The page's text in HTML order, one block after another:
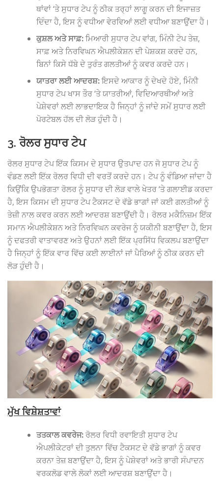
ਥਾਂਵਾਂ ‘ਤੇ ਸੁਧਾਰ ਟੇਪ ਨੂੰ ਠੀਕ ਤਰ੍ਹਾਂ ਲਾਗੂ ਕਰਨ ਦੀ ਇਜਾਜ਼ਤ
ਦਿੰਦਾ ਹੈ, ਇਸ ਨੂੰ ਵਧੀਆ ਵੇਰਵਿਆਂ ਲਈ ਵਧੀਆ ਬਣਾਉਂਦਾ ਹੈ।
ਕੁਸ਼ਲ ਅਤੇ ਸਾਫ਼:ਮਿਆਰੀ ਸੁਧਾਰ ਟੇਪ ਵਾਂਗ, ਮਿੰਨੀ ਟੇਪ ਤੇਜ਼,
ਸਾਫ਼ ਅਤੇ ਨਿਰਵਿਘਨ ਐਪਲੀਕੇਸ਼ਨ ਦੀ ਪੇਸ਼ਕਸ਼ ਕਰਦੇ ਹਨ,
ਬਿਨਾਂ ਕਿਸੇ ਧੱਬੇ ਦੇ ਤੁਰੰਤ ਗਲਤੀਆਂ ਨੂੰ ਕਵਰ ਕਰਦੇ ਹਨ।
ਯਾਤਰਾ ਲਈ ਆਦਰਸ਼:ਇਸਦੇ ਆਕਾਰ ਨੂੰ ਦੇਖਦੇ ਹੋਏ, ਮਿੰਨੀ
ਸੁਧਾਰ ਟੇਪ ਖਾਸ ਤੌਰ ‘ਤੇ ਯਾਤਰੀਆਂ, ਵਿਦਿਆਰਥੀਆਂ ਅਤੇ
ਪੇਸ਼ੇਵਰਾਂ ਲਈ ਲਾਭਦਾਇਕ ਹੈ ਜਿਨ੍ਹਾਂ ਨੂੰ ਜਾਂਦੇ ਸਮੇਂ ਸੁਧਾਰ ਲਈ
ਪੋਰਟੇਬਲ ਹੱਲ ਦੀ ਲੋੜ ਹੁੰਦੀ ਹੈ।
3. ਰੋਲਰ ਸੁਧਾਰ ਟੇਪ
ਰੋਲਰ ਸੁਧਾਰ ਟੇਪ ਇੱਕ ਕਿਸਮ ਦੇ ਸੁਧਾਰ ਉਤਪਾਦ ਹਨ ਜੋ ਸੁਧਾਰ ਟੇਪ ਨੂੰ
ਵੰਡਣ ਲਈ ਇੱਕ ਰੋਲਰ ਵਿਧੀ ਦੀ ਵਰਤੋਂ ਕਰਦੇ ਹਨ। ਟੇਪ ਨੂੰ ਵੰਡਿਆ ਜਾਂਦਾ ਹੈ
ਕਿਉਂਕਿ ਉਪਭੋਗਤਾ ਰੋਲਰ ਨੂੰ ਸੁਧਾਰ ਦੀ ਲੋੜ ਵਾਲੇ ਖੇਤਰ ‘ਤੇ ਗਲਾਈਡ ਕਰਦਾ
ਹੈ, ਇਸ ਕਿਸਮ ਦੀ ਸੁਧਾਰ ਟੇਪ ਟੈਕਸਟ ਦੇ ਵੱਡੇ ਭਾਗਾਂ ਜਾਂ ਕਈ ਗਲਤੀਆਂ ਨੂੰ
ਤੇਜ਼ੀ ਨਾਲ ਕਵਰ ਕਰਨ ਲਈ ਆਦਰਸ਼ ਬਣਾਉਂਦੀ ਹੈ। ਰੋਲਰ ਮਕੈਨਿਜ਼ਮ ਇੱਕ
ਸਮਾਨ ਐਪਲੀਕੇਸ਼ਨ ਅਤੇ ਨਿਰਵਿਘਨ ਕਵਰੇਜ ਨੂੰ ਯਕੀਨੀ ਬਣਾਉਂਦਾ ਹੈ, ਇਸ
ਨੂੰ ਦਫਤਰੀ ਵਾਤਾਵਰਣ ਅਤੇ ਉਹਨਾਂ ਲਈ ਇੱਕ ਪ੍ਰਸਿੱਧ ਵਿਕਲਪ ਬਣਾਉਂਦਾ
ਹੈ ਜਿਨ੍ਹਾਂ ਨੂੰ ਇੱਕ ਵਾਰ ਵਿੱਚ ਕਈ ਲਾਈਨਾਂ ਜਾਂ ਪੈਰਿਆਂ ਨੂੰ ਠੀਕ ਕਰਨ ਦੀ
ਲੋੜ ਹੁੰਦੀ ਹੈ।
ਮੁੱਖ ਵਿਸ਼ੇਸ਼ਤਾਵਾਂ
ਤਤਕਾਲ ਕਵਰੇਜ:ਰੋਲਰ ਵਿਧੀ ਰਵਾਇਤੀ ਸੁਧਾਰ ਟੇਪ
ਐਪਲੀਕੇਟਰਾਂ ਦੀ ਤੁਲਨਾ ਵਿੱਚ ਟੈਕਸਟ ਦੇ ਵੱਡੇ ਭਾਗਾਂ ਨੂੰ ਕਵਰ
ਕਰਨਾ ਤੇਜ਼ ਬਣਾਉਂਦਾ ਹੈ, ਇਸ ਨੂੰ ਪੇਸ਼ੇਵਰਾਂ ਅਤੇ ਭਾਰੀ ਸੰਪਾਦਨ
ਵਰਕਲੋਡ ਵਾਲੇ ਲੋਕਾਂ ਲਈ ਆਦਰਸ਼ ਬਣਾਉਂਦਾ ਹੈ।